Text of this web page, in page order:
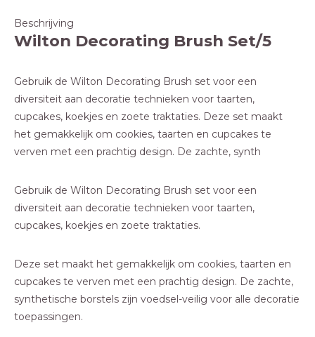
Beschrijving
Wilton Decorating Brush Set/5
Gebruik de Wilton Decorating Brush set voor een
diversiteit aan decoratie technieken voor taarten,
cupcakes, koekjes en zoete traktaties. Deze set maakt
het gemakkelijk om cookies, taarten en cupcakes te
verven met een prachtig design. De zachte, synth
Gebruik de Wilton Decorating Brush set voor een
diversiteit aan decoratie technieken voor taarten,
cupcakes, koekjes en zoete traktaties.
Deze set maakt het gemakkelijk om cookies, taarten en
cupcakes te verven met een prachtig design. De zachte,
synthetische borstels zijn voedsel-veilig voor alle decoratie
toepassingen.